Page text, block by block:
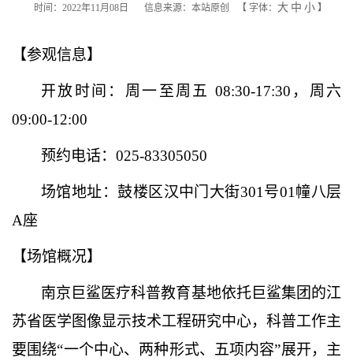
时间：2022年11月08日 信息来源：本站原创 【 字体： 大 中 小 】
【参观信息】
开放时间：周一至周五 08:30-17:30，周六
09:00-12:00
预约电话： 025-83305050
场馆地址：鼓楼区汉中门大街301号01幢八层
A座
【场馆概况】
南京巨鲨医疗科普教育基地依托巨鲨集团的江
苏省医学图像显示技术工程研究中心，科普工作主
要围绕“一个中心、两种形式、五项内容”展开，主